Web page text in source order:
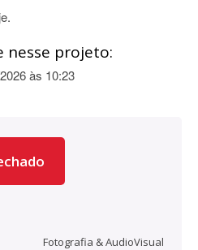
nesse projeto:
às 10:23
Fotografia & AudioVisual